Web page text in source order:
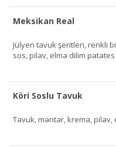
Meksikan Real
Jülyen tavuk şeritleri, renkli
sos, pilav, elma dilim patates
Köri Soslu Tavuk
Tavuk, mantar, krema,